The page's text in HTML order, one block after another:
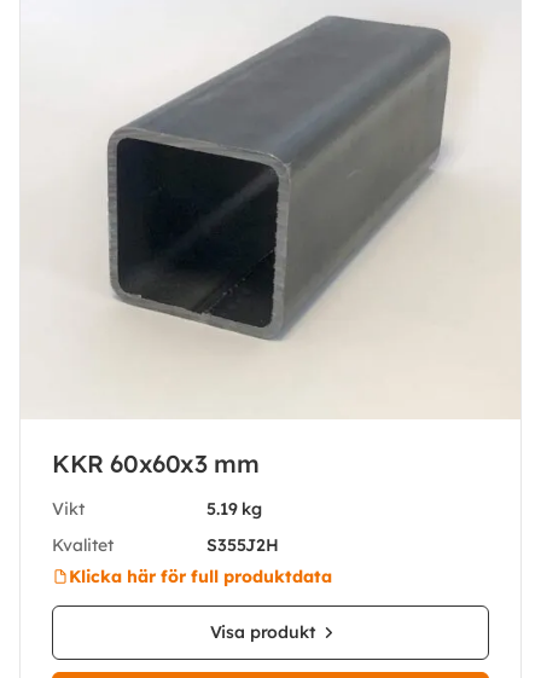
KKR 60x60x3 mm
Vikt
5.19 kg
Kvalitet
S355J2H
Klicka här för full produktdata
Visa produkt